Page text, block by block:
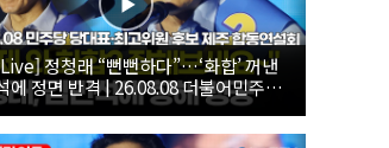
정청래 “뻔뻔하다”…‘화합’ 꺼낸
에 정면 반격 | 26.08.08 더불어민주당
·최고위원 후보 제주 합동연설회